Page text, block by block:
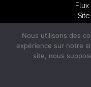
Facebook
Nous utilisons des
expérience sur notre
site, nous